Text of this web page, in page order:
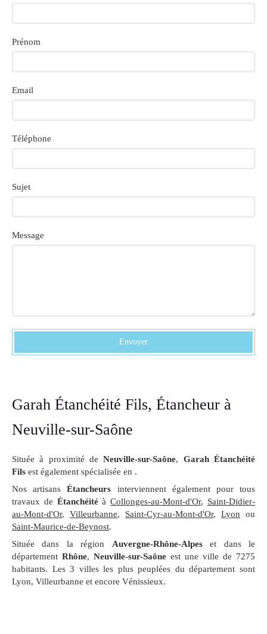
Prénom
Email
Téléphone
Sujet
Message
Envoyer
Garah Étanchéité Fils, Étancheur à
Neuville-sur-Saône
Située à proximité deNeuville-sur-Saône, Garah Étanchéité
Fils est également spécialisée en .
Nos artisansÉtancheurs interviennent également pour tous
travaux de ÉtanchéitéàCollonges-au-Mont-d'Or, Saint-Didier-
au-Mont-d'Or, Villeurbanne, Saint-Cyr-au-Mont-d'Or, Lyon ou
Saint-Maurice-de-Beynost.
Située dans la région Auvergne-Rhône-Alpeset dans le
département Rhône, Neuville-sur-Saône est une ville de 7275
habitants. Les 3 villes les plus peuplées du département sont
Lyon, Villeurbanne et encore Vénissieux.